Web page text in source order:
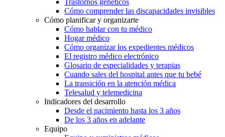
Cómo comprender las discapacidades invisibles
Cómo planificar y organizarte
Cómo hablar con tu médico
Hogar médico
Cómo organizar los expedientes médicos
El registro médico electrónico
Glosario de especialidades y terapias
Cuando sales del hospital antes que tu bebé
La transición en la atención médica
Telesalud y telemedicina
Indicadores del desarrollo
Desde el nacimiento hasta los 3 años
De los 3 años en adelante
Equipo